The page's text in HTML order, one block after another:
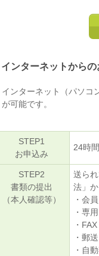
インターネットから
インターネット（パソコ
が可能です。
STEP1
お申込み
24時
STEP2
書類の提出
（本人確認等）
送ら
法」
・会
・専
・FAX
・郵送
・自